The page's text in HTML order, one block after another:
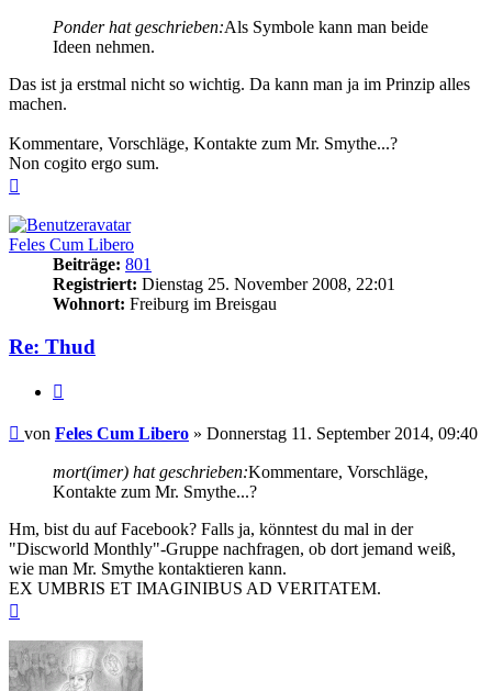
Ponder hat geschrieben:Als Symbole kann man beide
Ideen nehmen.
Das ist ja erstmal nicht so wichtig. Da kann man ja im Prinzip alles
machen.
Kommentare, Vorschläge, Kontakte zum Mr. Smythe...?
Non cogito ergo sum.
Feles Cum Libero
Beiträge: 801
Registriert: Dienstag 25. November 2008, 22:01
Wohnort: Freiburg im Breisgau
Re: Thud
Beitrag
von Feles Cum Libero » Donnerstag 11. September 2014, 09:40
mort(imer) hat geschrieben:Kommentare, Vorschläge,
Kontakte zum Mr. Smythe...?
Hm, bist du auf Facebook? Falls ja, könntest du mal in der
"Discworld Monthly"-Gruppe nachfragen, ob dort jemand weiß,
wie man Mr. Smythe kontaktieren kann.
EX UMBRIS ET IMAGINIBUS AD VERITATEM.